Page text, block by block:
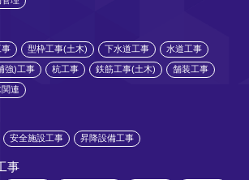
事 型枠工事(土木) 下水道工事 水道工事
強)工事 杭工事 鉄筋工事(土木) 舗装工事
連
安全施設工事 昇降設備工事
事